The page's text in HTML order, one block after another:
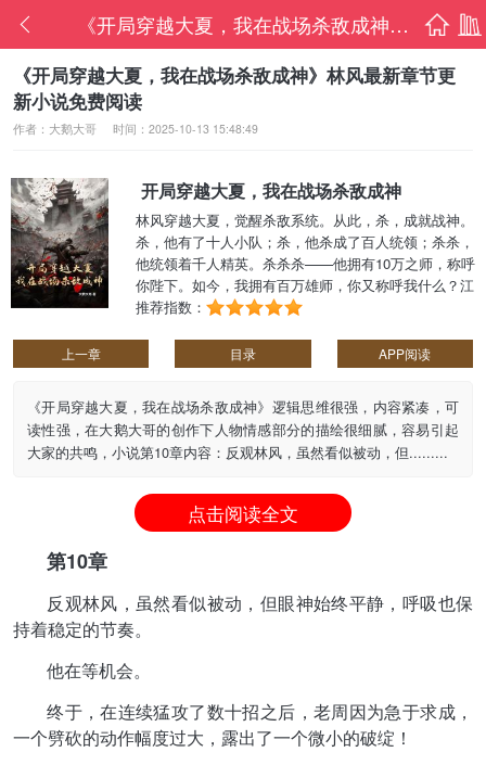
《开局穿越大夏，我在战场杀敌成神》林风最
首页 书架
《开局穿越大夏，我在战场杀敌成神》林风最新章节更
新小说免费阅读
作者：大鹅大哥 时间：2025-10-13 15:48:49
开局穿越大夏，我在战场杀敌成神
林风穿越大夏，觉醒杀敌系统。从此，杀，成就战神。
杀，他有了十人小队；杀，他杀成了百人统领；杀杀，
他统领着千人精英。杀杀杀——他拥有10万之师，称呼
你陛下。如今，我拥有百万雄师，你又称呼我什么？江
山？美人？我统统都要！......
推荐指数：
上一章 目录 APP阅读
《开局穿越大夏，我在战场杀敌成神》逻辑思维很强，内容紧凑，可
读性强，在大鹅大哥的创作下人物情感部分的描绘很细腻，容易引起
大家的共鸣，小说第10章内容：反观林风，虽然看似被动，但.........
点击阅读全文
第10章
反观林风，虽然看似被动，但眼神始终平静，呼吸也保
持着稳定的节奏。
他在等机会。
终于，在连续猛攻了数十招之后，老周因为急于求成，
一个劈砍的动作幅度过大，露出了一个微小的破绽！